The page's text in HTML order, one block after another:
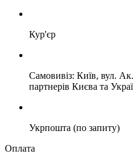
Кур'єр
Самовивіз: Київ, вул.
партнерів Києва та
Укрпошта (по запиту)
Оплата